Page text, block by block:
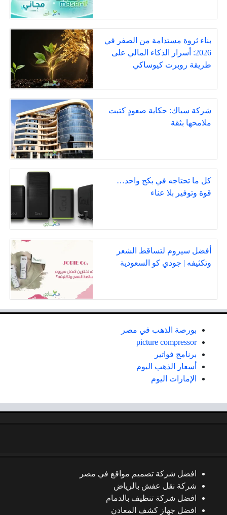
بناء ثروة مستدامة من الصفر في
2026: أسرار الذكاء المالي على
طريقة روبرت كيوساكي
شركة سياك: حكاية صعودٍ كتبت
ملامحها بثقة
كل ما تحتاجه في بكج واحد…
قوة وتوفير بلا عناء
أفضل سيروم لتساقط الشعر
وتكثيفه | جودي كو السعودية
بورصة الذهب في مصر
picture compressor
برنامج فواتير
أسعار الذهب اليوم
الإمارات اليوم
افضل شركة تصميم مواقع في مصر
شركة نقل عفش بالرياض
افضل شركة تنظيف بالدمام
افضل جهاز كشف المعادن